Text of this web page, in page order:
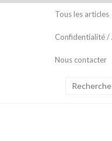
Tous les articles
Confidentialité /
Nous contacter